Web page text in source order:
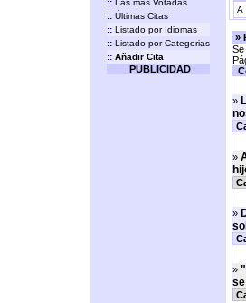
:: Las más Votadas
:: Últimas Citas
:: Listado por Idiomas
:: Listado por Categorias
:: Añadir Cita
PUBLICIDAD
A
»
»
»
»
»